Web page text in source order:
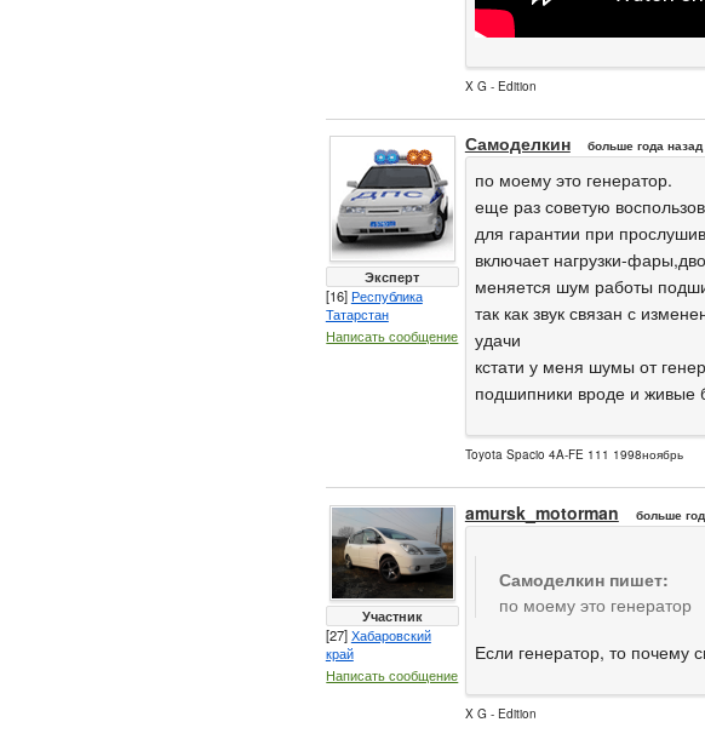
X G - Edition
Эксперт
[16]Республика
Татарстан
Написать сообщение
Самоделкин больше года назад
по моему это генератор.
еще раз советую
для гарантии при
включает нагрузки-
меняется шум работы
так как звук связан с
удачи
кстати у меня шумы от
подшипники вроде и живые
Toyota Spacio 4A-FE 111 1998ноябрь
Участник
[27]Хабаровский
край
Написать сообщение
amursk_motorman больше
Самоделкин пишет:
по моему это генератор
Если генератор, то почему
X G - Edition